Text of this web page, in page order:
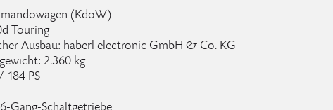
(KdoW)
Touring
Ausbau: haberl electronic GmbH & Co. KG
2.360 kg
184 PS